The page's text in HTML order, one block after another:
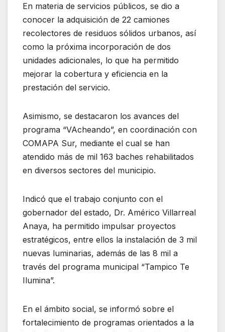
En materia de servicios públicos, se dio a
conocer la adquisición de 22 camiones
recolectores de residuos sólidos urbanos, así
como la próxima incorporación de dos
unidades adicionales, lo que ha permitido
mejorar la cobertura y eficiencia en la
prestación del servicio.
Asimismo, se destacaron los avances del
programa “VAcheando”, en coordinación con
COMAPA Sur, mediante el cual se han
atendido más de mil 163 baches rehabilitados
en diversos sectores del municipio.
Indicó que el trabajo conjunto con el
gobernador del estado, Dr. Américo Villarreal
Anaya, ha permitido impulsar proyectos
estratégicos, entre ellos la instalación de 3 mil
nuevas luminarias, además de las 8 mil a
través del programa municipal “Tampico Te
Ilumina”.
En el ámbito social, se informó sobre el
fortalecimiento de programas orientados a la